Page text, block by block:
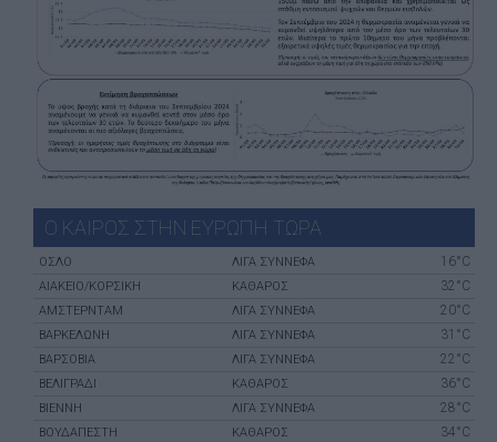
Ο ΚΑΙΡΟΣ ΣΤΗΝ ΕΥΡΩΠΗ ΤΩΡΑ
ΌΣΛΟ ΛΙΓΑ ΣΥΝΝΕΦΑ 16°C
ΑΙΆΚΕΙΟ/ΚΟΡΣΙΚΉ ΚΑΘΑΡΟΣ 32°C
ΑΜΣΤΕΡΝΤΑΜ ΛΙΓΑ ΣΥΝΝΕΦΑ 20°C
ΒΑΡΚΕΛΏΝΗ ΛΙΓΑ ΣΥΝΝΕΦΑ 31°C
ΒΑΡΣΟΒΊΑ ΛΙΓΑ ΣΥΝΝΕΦΑ 22°C
ΒΕΛΙΓΡΆΔΙ ΚΑΘΑΡΟΣ 36°C
ΒΙΈΝΝΗ ΛΙΓΑ ΣΥΝΝΕΦΑ 28°C
ΒΟΥΔΑΠΈΣΤΗ ΚΑΘΑΡΟΣ 34°C